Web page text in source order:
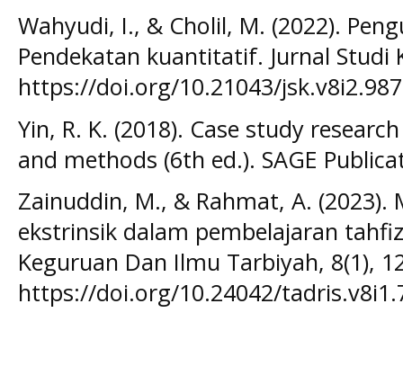
Wahyudi, I., & Cholil, M. (2022).
Pendekatan kuantitatif. Jurnal Studi
https://doi.org/10.21043/
Yin, R. K. (2018). Case study
and methods (6th ed.). SAGE
Zainuddin, M., & Rahmat, A.
ekstrinsik dalam pembelajaran
Keguruan Dan Ilmu Tarbiyah, 8(1),
https://doi.org/10.24042/